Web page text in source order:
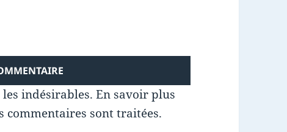
indésirables.En savoir plus
commentaires sont traitées.